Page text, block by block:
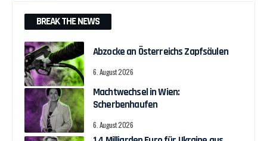
BREAK THE NEWS
Abzocke an Österreichs Zapfsäulen
6. August 2026
Machtwechsel in Wien:
Scherbenhaufen
6. August 2026